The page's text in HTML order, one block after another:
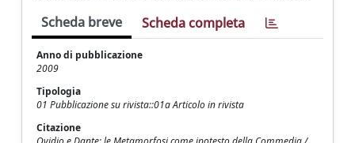
Scheda breve Scheda completa
Anno di pubblicazione
2009
Tipologia
01 Pubblicazione su rivista::01a Articolo in rivista
Citazione